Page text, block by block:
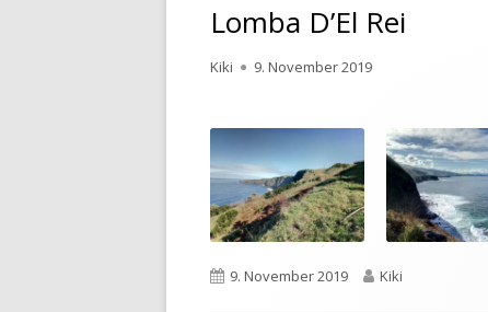
Lomba D’El Rei
Autor
Kiki
Veröffentlicht
9. November 2019
Veröffentlicht
9. November 2019 Autor
Kiki